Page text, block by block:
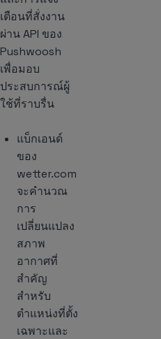
เตือนที่สั่งงาน
ผ่าน API ของ
Pushwoosh
เพื่อมอบ
ประสบการณ์ผู้
ใช้ที่ราบรื่น
แบ็กเอนด์
ของ
wetter.com
จะคำนวณ
การ
เปลี่ยนแปลง
สภาพ
อากาศที่
สำคัญ
สำหรับ
ตำแหน่งที่ตั้ง
เฉพาะและ